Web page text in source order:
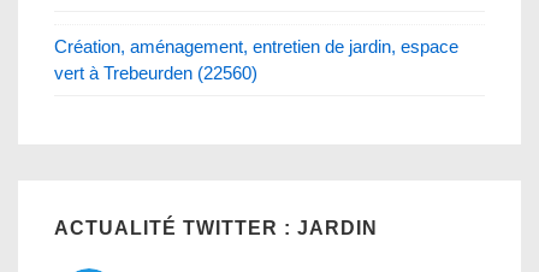
Création, aménagement, entretien de jardin, espace
vert à Trebeurden (22560)
ACTUALITÉ TWITTER : JARDIN